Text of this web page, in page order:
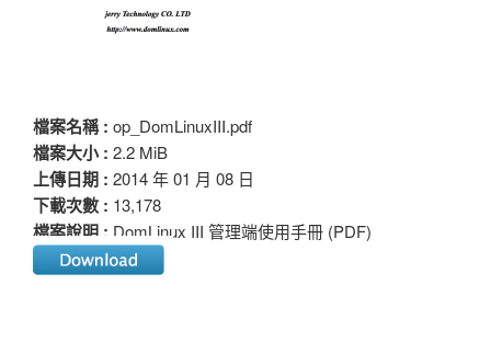
檔案名稱 : op_DomLinuxIII.pdf
檔案大小 : 2.2 MiB
上傳日期 : 2014 年 01 月 08 日
下載次數 : 13,178
檔案說明 : DomLinux III 管理端使用手冊 (PDF)